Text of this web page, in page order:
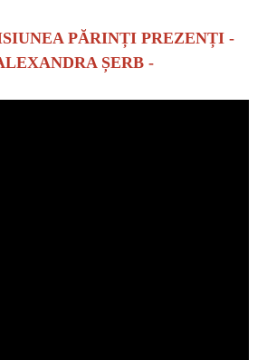
PĂRINȚI PREZENȚI -
ȘERB -